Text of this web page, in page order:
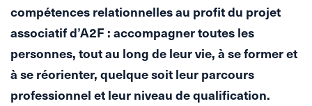
compétences relationnelles au profit du projet
associatif d’A2F : accompagner toutes les
personnes, tout au long de leur vie, à se former et
à se réorienter, quelque soit leur parcours
professionnel et leur niveau de qualification.